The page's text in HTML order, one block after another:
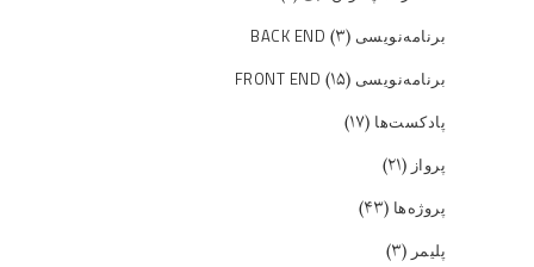
برنامه‌نویسی BACK END (۳)
برنامه‌نویسی FRONT END (۱۵)
پادکست‌ها (۱۷)
پرواز (۲۱)
پروژه‌ها (۴۳)
پلیمر (۳)